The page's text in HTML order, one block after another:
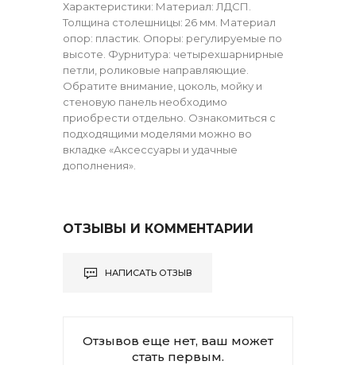
Характеристики: Материал: ЛДСП.
Толщина столешницы: 26 мм. Материал
опор: пластик. Опоры: регулируемые по
высоте. Фурнитура: четырехшарнирные
петли, роликовые направляющие.
Обратите внимание, цоколь, мойку и
стеновую панель необходимо
приобрести отдельно. Ознакомиться с
подходящими моделями можно во
вкладке «Аксессуары и удачные
дополнения».
ОТЗЫВЫ И КОММЕНТАРИИ
НАПИСАТЬ ОТЗЫВ
Отзывов еще нет, ваш может
стать первым.